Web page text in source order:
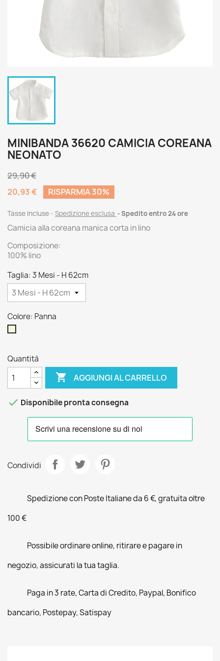
MINIBANDA 36620 CAMICIA COREANA
NEONATO
29,90 €
20,93 €
RISPARMIA 30%
Tasse incluse Spedizione esclusa Spedito entro 24 ore
Camicia alla coreana manica corta in lino
Composizione:
100% lino
Taglia: 3 Mesi - H 62cm
Colore: Panna
Quantità
 AGGIUNGI AL CARRELLO
 Disponibile pronta consegna
Condividi
Spedizione con Poste Italiane da 6 €, gratuita oltre
100 €
Possibile ordinare online, ritirare e pagare in
negozio, assicurati la tua taglia.
Paga in 3 rate, Carta di Credito, Paypal, Bonifico
bancario, Postepay, Satispay